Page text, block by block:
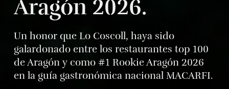
Aragón 2026.
Un honor que Lo Coscoll, haya sido
galardonado entre los restaurantes top 100
de Aragón y como #1 Rookie Aragón 2026
en la guía gastronómica nacional MACARFI.